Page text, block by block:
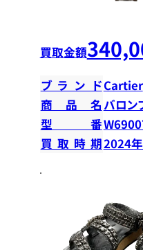
買取金額
ブランドCartier
商品名 バロン
型番
買取時期2024